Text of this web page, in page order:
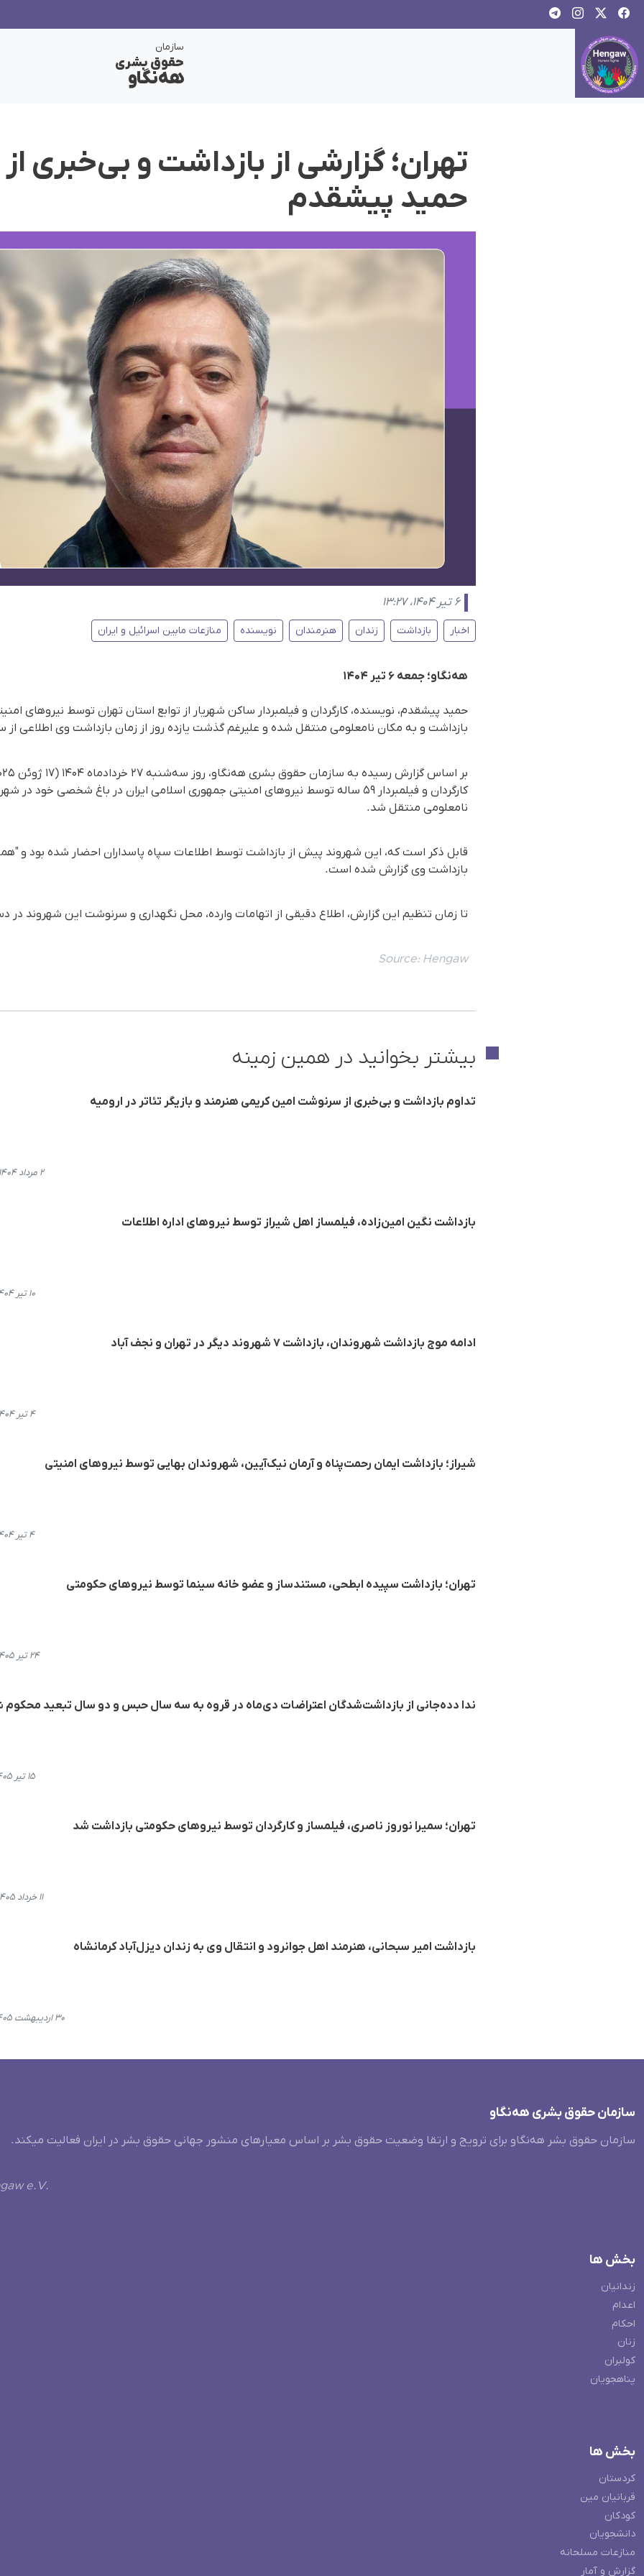
سازمان
حقوق بشری
هەنگاو
تهران؛ گزارشی از بازداشت و بی‌خبری
حمید پیشقدم
۶ تیر ۱۴۰۴، ۱۳:۲۷
اخبار بازداشت زندان هنرمندان نویسنده منازعات مابین اسرائیل و ایران
هه‌نگاو؛ جمعه ۶ تیر ۱۴۰۴
حمید پیشقدم، نویسنده، کارگردان و فیلمبردار ساکن شهریار از توابع استان تهران توسط نیروهای
بازداشت و به مکان نامعلومی منتقل شده و علیرغم گذشت یازده روز از زمان بازداشت وی
کارگردان و فیلمبردار ۵۹ ساله توسط نیروهای امنیتی جمهوری اسلامی ایران در باغ شخصی خود
نامعلومی منتقل شد.
قابل ذکر است که، این شهروند پیش از بازداشت توسط اطلاعات سپاه پاسداران احضار شده بود و
بازداشت وی گزارش شده است.
تا زمان تنظیم این گزارش، اطلاع دقیقی از اتهامات وارده، محل نگهداری و سرنوشت این شهروند
Source: Hengaw
بیشتر بخوانید در همین زمینه
تداوم بازداشت و بی‌خبری از سرنوشت امین کریمی هنرمند و بازیگر تئاتر در ارومیە
۲ مرداد ۱۴۰۴، ۱۵:۵۴
بازداشت نگین امین‌زادە، فیلمساز اهل شیراز توسط نیروهای ادارە اطلاعات
۱۰ تیر ۱۴۰۴، ۱۸:۰۸
ادامه موج بازداشت شهروندان، بازداشت ٧ شهروند دیگر در تهران و نجف آباد
۴ تیر ۱۴۰۴، ۱۹:۴۴
شیراز؛ بازداشت ایمان رحمت‌پناه و آرمان نیک‌آیین، شهروندان بهایی توسط نیروهای امنیتی
۴ تیر ۱۴۰۴، ۱۸:۰۷
تهران؛ بازداشت سپیده ابطحی، مستندساز و عضو خانه سینما توسط نیروهای حکومتی
۲۴ تیر ۱۴۰۵، ۱۶:۰۴
ندا دده‌جانی از بازداشت‌شدگان اعتراضات دی‌ماه در قروه به سه سال حبس و دو سال تبعید
۱۵ تیر ۱۴۰۵، ۱۴:۱۶
تهران؛ سمیرا نوروز ناصری، فیلمساز و کارگردان توسط نیروهای حکومتی بازداشت شد
۱۱ خرداد ۱۴۰۵، ۲۰:۰۷
بازداشت امیر سبحانی، هنرمند اهل جوانرود و انتقال وی به زندان دیزل‌آباد کرمانشاه
۳۰ اردیبهشت ۱۴۰۵، ۱۱:۳۷
سازمان حقوق بشری هەنگاو
سازمان حقوق بشر هه‌نگاو برای ترویج و ارتقا وضعیت حقوق بشر بر اساس معیارهای منشور جهانی حقوق بشر در ایران فعالیت میکند.
e.V.
بخش ها
زندانیان
اعدام
احکام
زنان
کولبران
پناهجویان
بخش ها
کردستان
قربانیان مین
کودکان
دانشجویان
منازعات مسلحانه
گزارش و آمار